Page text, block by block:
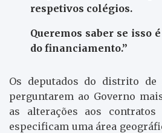
respetivos colégios.
Queremos saber se isso
do financiamento.”
Os deputados do distrito de
perguntarem ao Governo
as alterações aos contratos
especificam uma área